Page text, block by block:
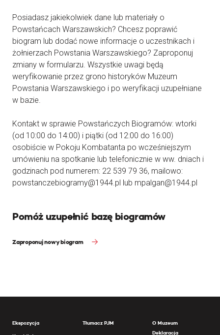
Posiadasz jakiekolwiek dane lub materiały o
Powstańcach Warszawskich? Chcesz poprawić
biogram lub dodać nowe informacje o uczestnikach i
żołnierzach Powstania Warszawskiego? Zaproponuj
zmiany w formularzu. Wszystkie uwagi będą
weryfikowanie przez grono historyków Muzeum
Powstania Warszawskiego i po weryfikacji uzupełniane
w bazie.
Kontakt w sprawie Powstańczych Biogramów: wtorki
(od 10:00 do 14:00) i piątki (od 12:00 do 16:00)
osobiście w Pokoju Kombatanta po wcześniejszym
umówieniu na spotkanie lub telefonicznie w ww. dniach i
godzinach pod numerem: 22 539 79 36, mailowo:
powstanczebiogramy@1944.pl lub mpalgan@1944.pl
Pomóż uzupełnić bazę biogramów
Zaproponuj nowy biogram
Ekspozycja Tłumacz PJM
O Muzeum
Deklaracja